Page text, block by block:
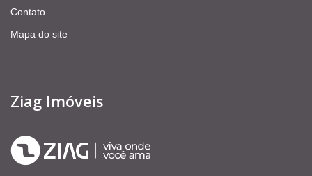
Contato
Mapa do site
Ziag Imóveis